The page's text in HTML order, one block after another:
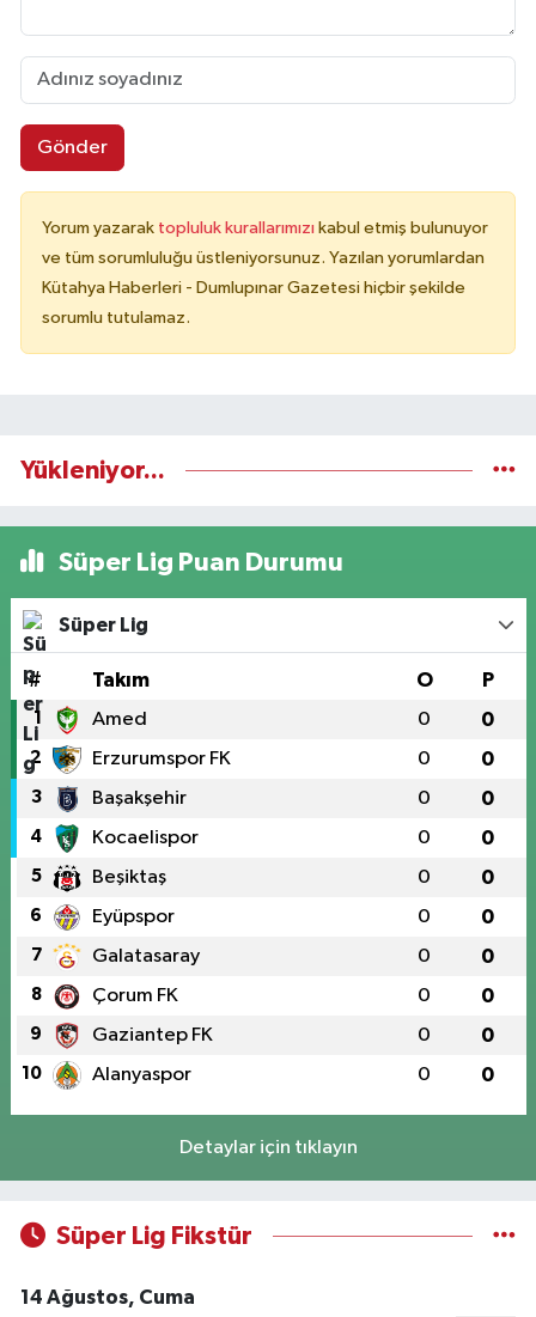
Gönder
Yorum yazarak topluluk kurallarımızı kabul etmiş bulunuyor
ve tüm sorumluluğu üstleniyorsunuz. Yazılan yorumlardan
Kütahya Haberleri - Dumlupınar Gazetesi hiçbir şekilde
sorumlu tutulamaz.
Yükleniyor...
Süper Lig Puan Durumu
Süper Lig
# Takım O P
1 Amed 0 0
2 Erzurumspor FK 0 0
3 Başakşehir 0 0
4 Kocaelispor 0 0
5 Beşiktaş 0 0
6 Eyüpspor 0 0
7 Galatasaray 0 0
8 Çorum FK 0 0
9 Gaziantep FK 0 0
10 Alanyaspor 0 0
Detaylar için tıklayın
Süper Lig Fikstür
14 Ağustos, Cuma